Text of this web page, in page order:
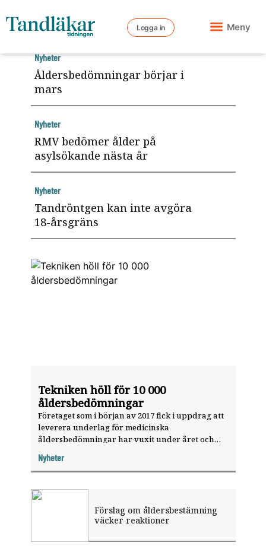
Logga in Meny
Tekniken höll för 10 000
åldersbedömningar
Företaget som i början av 2017 fick i uppdrag att
leverera underlag för medicinska
åldersbedömningar har vuxit under året och
bilder.
Nyheter
Åldersbedömningar börjar i
mars
Nyheter
RMV bedömer ålder på
asylsökande nästa år
Nyheter
Tandröntgen kan inte avgöra
18-årsgräns
Nyheter
Förslag om åldersbestämning
väcker reaktioner